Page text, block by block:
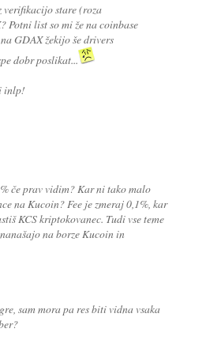
verifikacijo stare (roza
Potni list so mi že na coinbase
GDAX žekijo še drivers
dobr poslikat...
inlp!
če prav vidim? Kar ni tako malo
na Kucoin? Fee je zmeraj 0,1%, kar
KCS kriptokovanec. Tudi vse teme
na borze Kucoin in
sam mora pa res biti vidna vsaka